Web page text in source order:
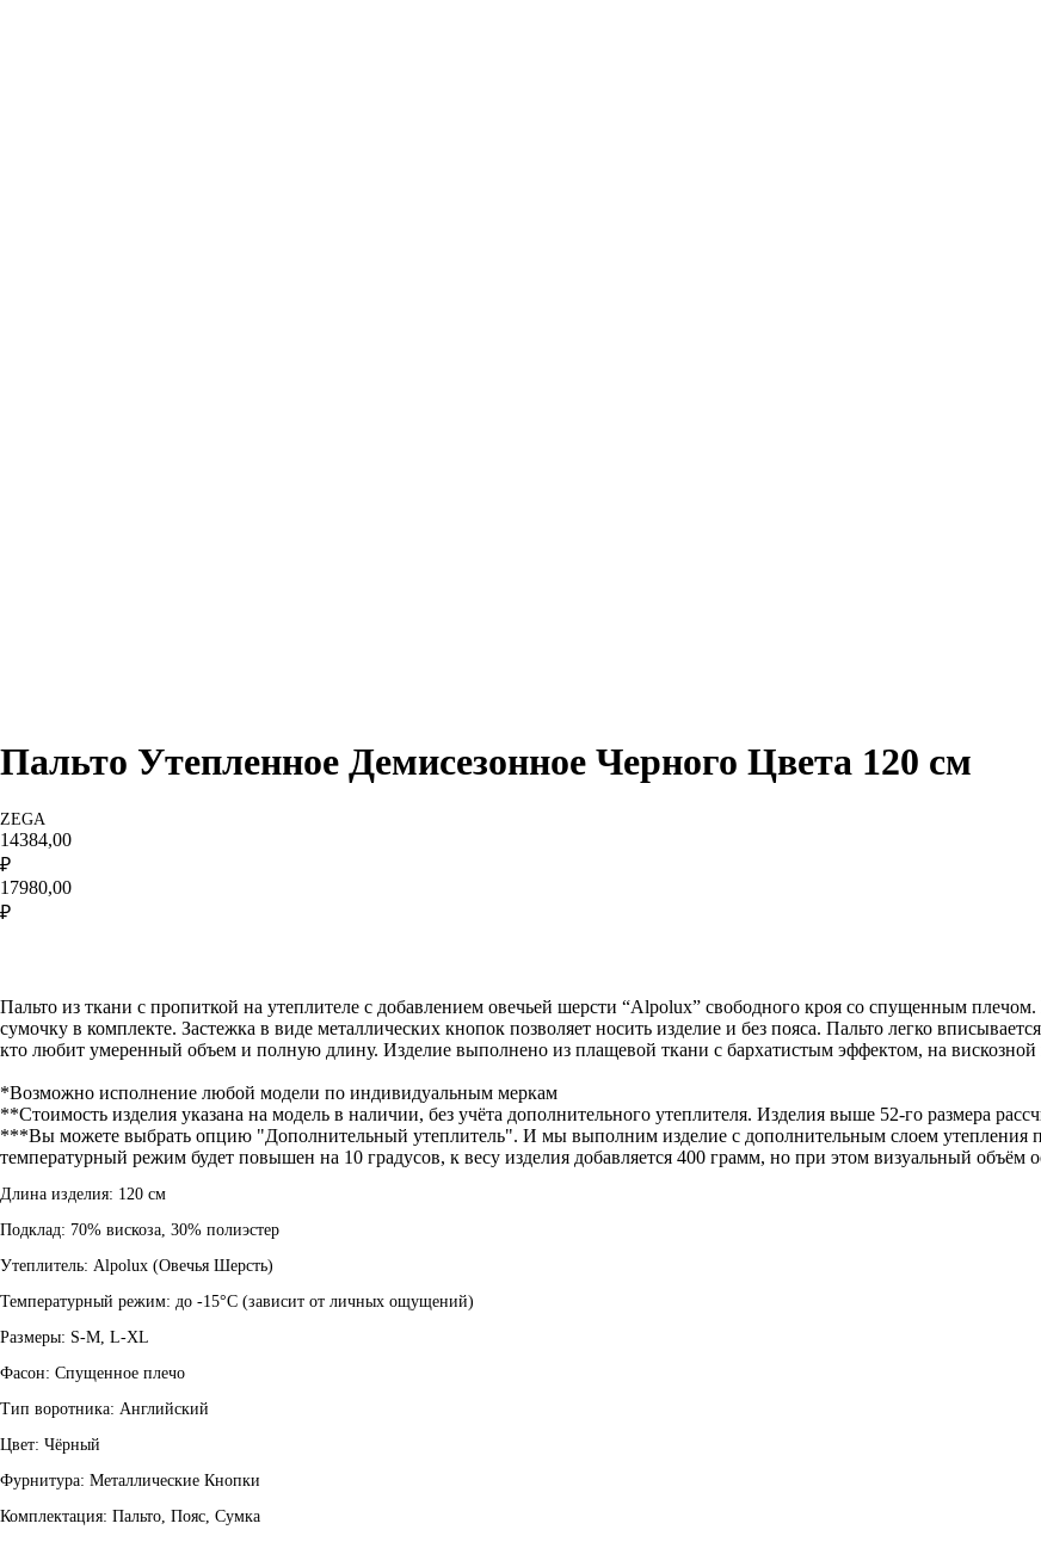
Пальто Утепленное Демисезонное Черного Цвета 120 см
ZEGA
14384,00
₽
17980,00
₽
Пальто из ткани с пропиткой на утеплителе с добавлением овечьей шерсти “Alpolux” свободного кроя со спущенным
сумочку в комплекте. Застежка в виде металлических кнопок позволяет носить изделие и без пояса. Пальто легко
кто любит умеренный объем и полную длину. Изделие выполнено из плащевой ткани с бархатистым эффектом, на вискозной
*Возможно исполнение любой модели по индивидуальным меркам
**Стоимость изделия указана на модель в наличии, без учёта дополнительного утеплителя. Изделия выше 52-го размера
***Вы можете выбрать опцию "Дополнительный утеплитель". И мы выполним изделие с дополнительным слоем утепления
температурный режим будет повышен на 10 градусов, к весу изделия добавляется 400 грамм, но при этом визуальный объём
Длина изделия: 120 см
Подклад: 70% вискоза, 30% полиэстер
Утеплитель: Alpolux (Овечья Шерсть)
Температурный режим: до -15°C (зависит от личных ощущений)
Размеры: S-M, L-XL
Фасон: Спущенное плечо
Тип воротника: Английский
Цвет: Чёрный
Фурнитура: Металлические Кнопки
Комплектация: Пальто, Пояс, Сумка